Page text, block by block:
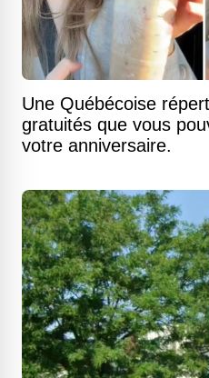
Une Québécoise
gratuités que vous
votre anniversaire.